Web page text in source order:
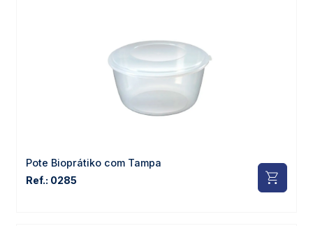
Pote Bioprátiko com Tampa
Ref.: 0285